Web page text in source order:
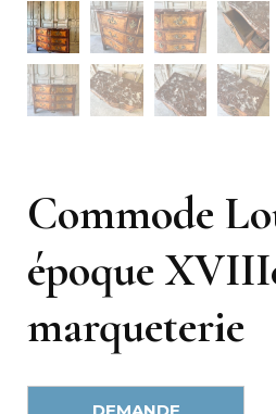
Commode
époque
marqueterie